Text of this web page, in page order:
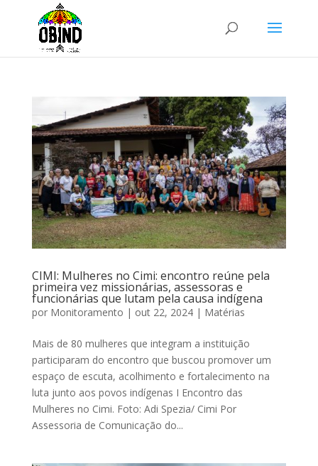
CIMI: Mulheres no Cimi: encontro reúne pela
primeira vez missionárias, assessoras e
funcionárias que lutam pela causa indígena
por Monitoramento | out 22, 2024| Matérias
Mais de 80 mulheres que integram a instituição
participaram do encontro que buscou promover um
espaço de escuta, acolhimento e fortalecimento na
luta junto aos povos indígenas I Encontro das
Mulheres no Cimi. Foto: Adi Spezia/ Cimi Por
Assessoria de Comunicação do...